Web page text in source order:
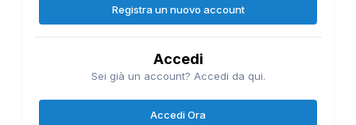
Registra un nuovo account
Accedi
Sei già un account? Accedi da qui.
Accedi Ora